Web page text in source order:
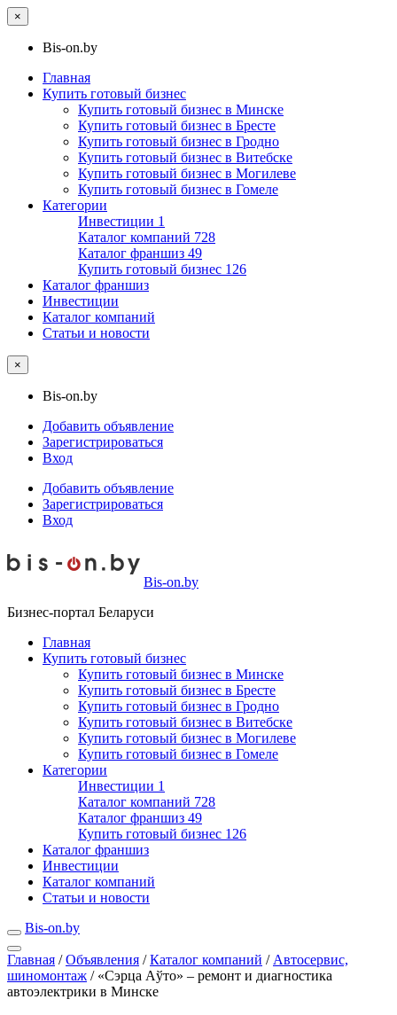
×
Bis-on.by
Главная
Купить готовый бизнес
Купить готовый бизнес в Минске
Купить готовый бизнес в Бресте
Купить готовый бизнес в Гродно
Купить готовый бизнес в Витебске
Купить готовый бизнес в Могилеве
Купить готовый бизнес в Гомеле
Категории
Инвестиции 1
Каталог компаний 728
Каталог франшиз 49
Купить готовый бизнес 126
Каталог франшиз
Инвестиции
Каталог компаний
Статьи и новости
×
Bis-on.by
Добавить объявление
Зарегистрироваться
Вход
Добавить объявление
Зарегистрироваться
Вход
Bis-on.by
Бизнес-портал Беларуси
Главная
Купить готовый бизнес
Купить готовый бизнес в Минске
Купить готовый бизнес в Бресте
Купить готовый бизнес в Гродно
Купить готовый бизнес в Витебске
Купить готовый бизнес в Могилеве
Купить готовый бизнес в Гомеле
Категории
Инвестиции 1
Каталог компаний 728
Каталог франшиз 49
Купить готовый бизнес 126
Каталог франшиз
Инвестиции
Каталог компаний
Статьи и новости
Bis-on.by
Главная / Объявления / Каталог компаний / Автосервис,
шиномонтаж /«Сэрца Аўто» – ремонт и диагностика
автоэлектрики в Минске